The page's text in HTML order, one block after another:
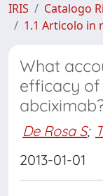
IRIS Catalogo
1.1 Articolo in
What
efficacy
De Rosa S;
2013-01-01